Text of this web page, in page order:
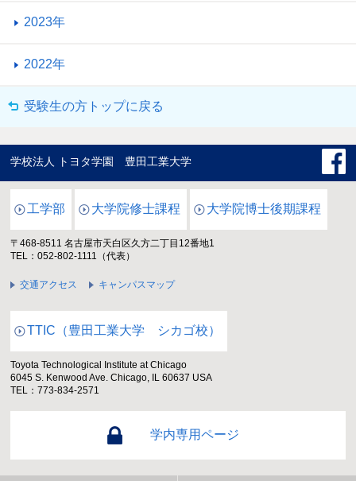
2023年
2022年
受験生の方トップに戻る
学校法人 トヨタ学園 豊田工業大学
工学部 大学院修士課程 大学院博士後期課程
〒468-8511 名古屋市天白区久方二丁目12番地1
TEL：052-802-1111（代表）
交通アクセス キャンパスマップ
TTIC（豊田工業大学 シカゴ校）
Toyota Technological Institute at Chicago
6045 S. Kenwood Ave. Chicago, IL 60637 USA
TEL：773-834-2571
学内専用ページ